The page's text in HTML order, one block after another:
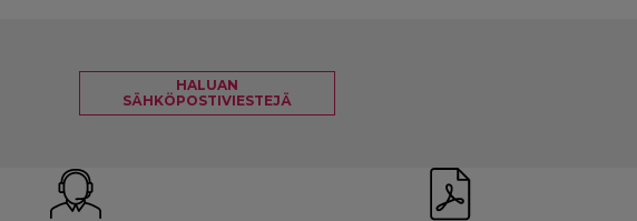
HALUAN
SÄHKÖPOSTIVIESTEJÄ